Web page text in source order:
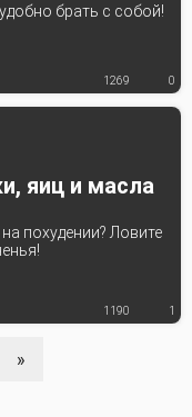
брать с собой!
1269 0
яиц и масла
похудении? Ловите
1190 1
»